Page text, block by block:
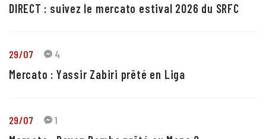
DIRECT : suivez le mercato estival 2026 du SRFC
29/07 4
Mercato : Yassir Zabiri prêté en Liga
29/07 1